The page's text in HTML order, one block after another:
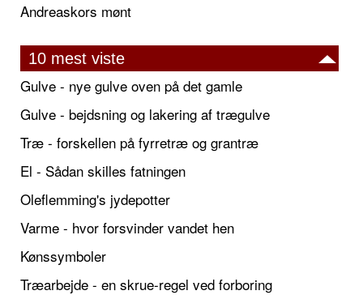
Andreaskors mønt
10 mest viste
Gulve - nye gulve oven på det gamle
Gulve - bejdsning og lakering af trægulve
Træ - forskellen på fyrretræ og grantræ
El - Sådan skilles fatningen
Oleflemming's jydepotter
Varme - hvor forsvinder vandet hen
Kønssymboler
Træarbejde - en skrue-regel ved forboring